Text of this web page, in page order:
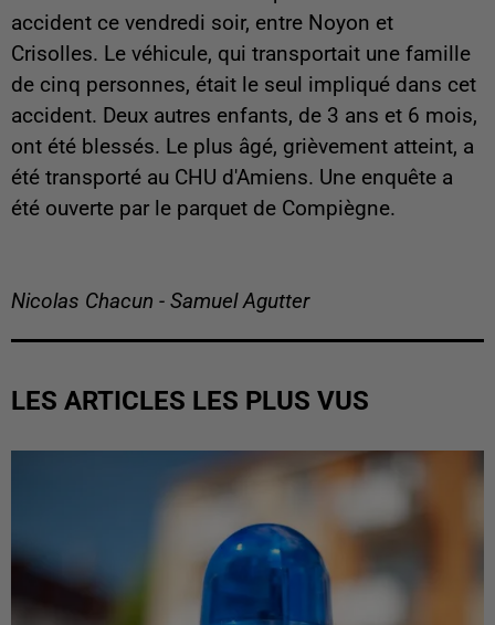
accident ce vendredi soir, entre Noyon et
Crisolles. Le véhicule, qui transportait une famille
de cinq personnes, était le seul impliqué dans cet
accident. Deux autres enfants, de 3 ans et 6 mois,
ont été blessés. Le plus âgé, grièvement atteint, a
été transporté au CHU d'Amiens. Une enquête a
été ouverte par le parquet de Compiègne.
Nicolas Chacun - Samuel Agutter
LES ARTICLES LES PLUS VUS